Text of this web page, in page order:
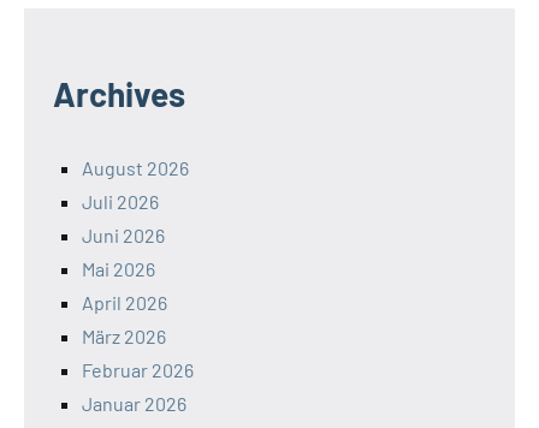
Archives
August 2026
Juli 2026
Juni 2026
Mai 2026
April 2026
März 2026
Februar 2026
Januar 2026